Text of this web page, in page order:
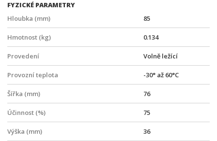
FYZICKÉ PARAMETRY
Hloubka (mm)
85
Hmotnost (kg) 0.134
Provedení Volně ležící
Provozní teplota -30° až 60°C
Šířka (mm) 76
Účinnost (%) 75
Výška (mm) 36